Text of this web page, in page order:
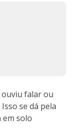
ouviu falar ou
se dá pela
em solo